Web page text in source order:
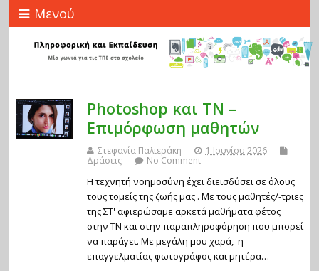
Μενού
Photoshop και ΤΝ –
Επιμόρφωση μαθητών
Στεφανία Παλιεράκη
1 Ιουνίου 2026
Δράσεις
No Comment
Η τεχνητή νοημοσύνη έχει διεισδύσει σε όλους
τους τομείς της ζωής μας . Με τους μαθητές/-τριες
της ΣΤ' αφιερώσαμε αρκετά μαθήματα φέτος
στην ΤΝ και στην παραπληροφόρηση που μπορεί
να παράγει. Με μεγάλη μου χαρά, η
επαγγελματίας φωτογράφος και μητέρα…